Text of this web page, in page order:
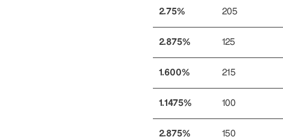
2.75% 205
2.875% 125
1.600% 215
1.1475% 100
2.875% 150